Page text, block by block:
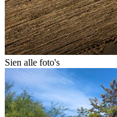
Sien alle foto's